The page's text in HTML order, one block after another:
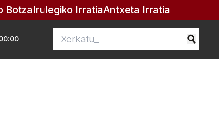
BotzaIrulegiko IrratiaAntxeta Irratia